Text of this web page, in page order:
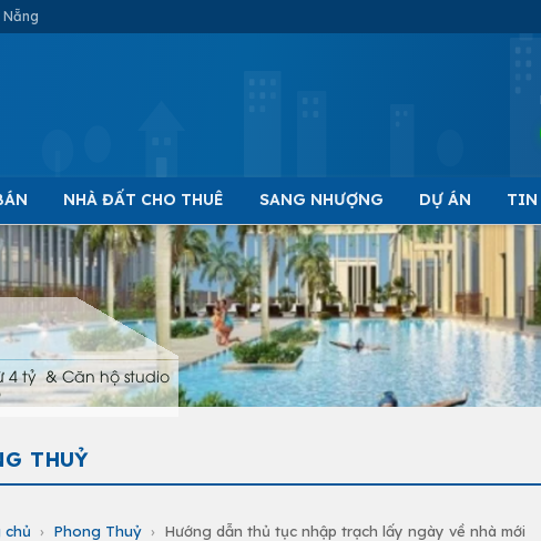
Nẵng
NHÀ ĐẤT CHO THUÊ SANG NHƯỢNG DỰ ÁN TIN
4 tỷ & Căn hộ studio
THUỶ
chủ › Phong Thuỷ › Hướng dẫn thủ tục nhập trạch lấy ngày về nhà mới